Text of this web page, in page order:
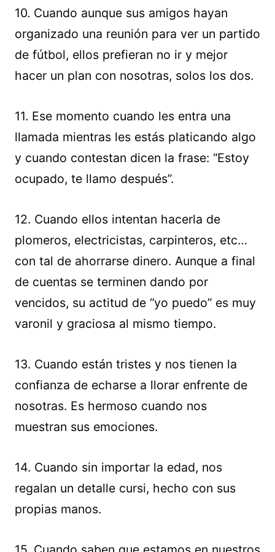
10. Cuando aunque sus amigos hayan
organizado una reunión para ver un partido
de fútbol, ellos prefieran no ir y mejor
hacer un plan con nosotras, solos los dos.
11. Ese momento cuando les entra una
llamada mientras les estás platicando algo
y cuando contestan dicen la frase: “Estoy
ocupado, te llamo después”.
12. Cuando ellos intentan hacerla de
plomeros, electricistas, carpinteros, etc…
con tal de ahorrarse dinero. Aunque a final
de cuentas se terminen dando por
vencidos, su actitud de “yo puedo” es muy
varonil y graciosa al mismo tiempo.
13. Cuando están tristes y nos tienen la
confianza de echarse a llorar enfrente de
nosotras. Es hermoso cuando nos
muestran sus emociones.
14. Cuando sin importar la edad, nos
regalan un detalle cursi, hecho con sus
propias manos.